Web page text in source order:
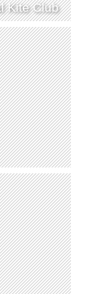
Kite Club